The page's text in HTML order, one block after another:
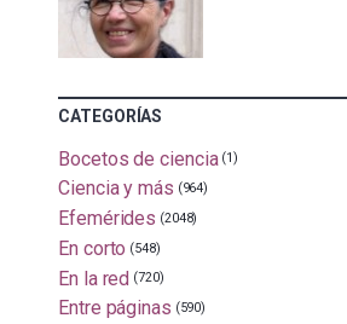
CATEGORÍAS
Bocetos de ciencia (1)
Ciencia y más (964)
Efemérides (2048)
En corto (548)
En la red (720)
Entre páginas (590)